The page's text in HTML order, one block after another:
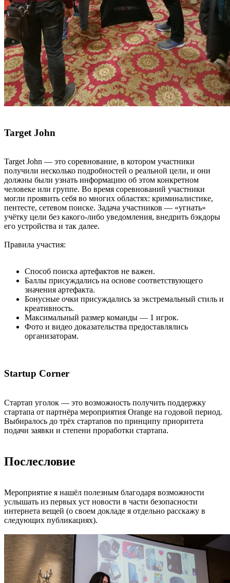
Target John
Target John — это соревнование, в котором участники
получили несколько подробностей о реальной цели, и они
должны были узнать информацию об этом конкретном
человеке или группе. Во время соревнований участники
могли проявить себя во многих областях: криминалистике,
пентесте, сетевом поиске. Задача участников — «угнать»
учётку цели без какого-либо уведомления, внедрить бэкдоры
его устройства и так далее.
Правила участия:
Способ поиска артефактов не важен.
Баллы присуждались на основе соответствующего
значения артефакта.
Бонусные очки присуждались за экстремальный стиль и
креативность.
Максимальный размер команды — 1 игрок.
Фото и видео доказательства предоставлялись
организаторам.
Startup Corner
Стартап уголок — это возможность получить поддержку
стартапа от партнёра мероприятия Orange на годовой период.
Выбиралось до трёх стартапов по принципу приоритета
подачи заявки и степени проработки стартапа.
Послесловие
Мероприятие я нашёл полезным благодаря возможности
услышать из первых уст новости в части безопасности
интернета вещей (о своем докладе я отдельно расскажу в
следующих публикациях).